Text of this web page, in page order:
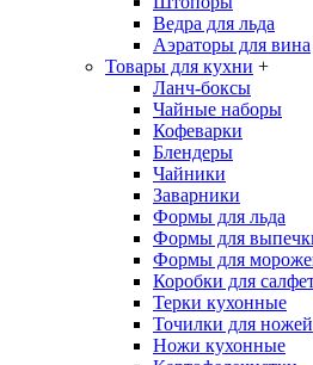
Ведра для льда
Аэраторы для вина
Товары для кухни +
Ланч-боксы
Чайные наборы
Кофеварки
Блендеры
Чайники
Заварники
Формы для льда
Формы для
Формы для
Коробки для
Терки кухонные
Точилки для ножей
Ножи кухонные